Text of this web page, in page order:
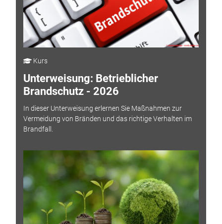
Kurs
Unterweisung: Betrieblicher
Brandschutz - 2026
In dieser Unterweisung erlernen Sie Maßnahmen zur
Vermeidung von Bränden und das richtige Verhalten im
Brandfall.